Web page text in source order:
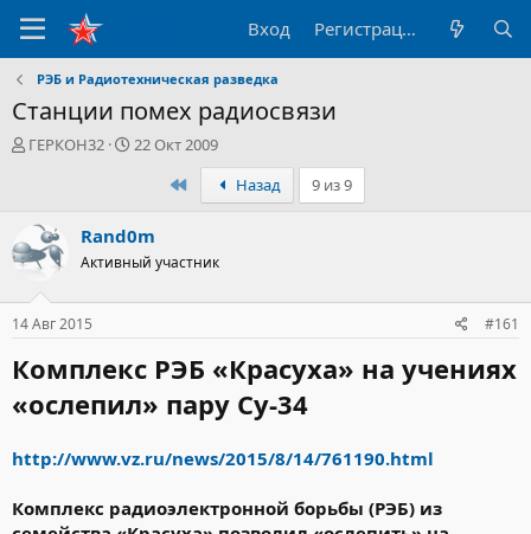
Вход Регистрация
РЭБ и Радиотехническая разведка
Станции помех радиосвязи
А
р
т
м
ы
ГЕРКОН32
Д
н
а
ч
22 Окт 2009
ПервыйНазад 9 из 9
Rand0m
Активный участник
14 Авг 2015 #161
Комплекс РЭБ «Красуха» на учениях
«ослепил» пару Су-34
http://www.vz.ru/news/2015/8/14/761190.html
Комплекс радиоэлектронной борьбы (РЭБ) из